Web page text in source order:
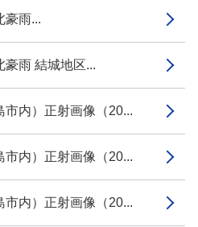
豪雨...
雨 結城地区...
内）正射画像（20...
内）正射画像（20...
内）正射画像（20...